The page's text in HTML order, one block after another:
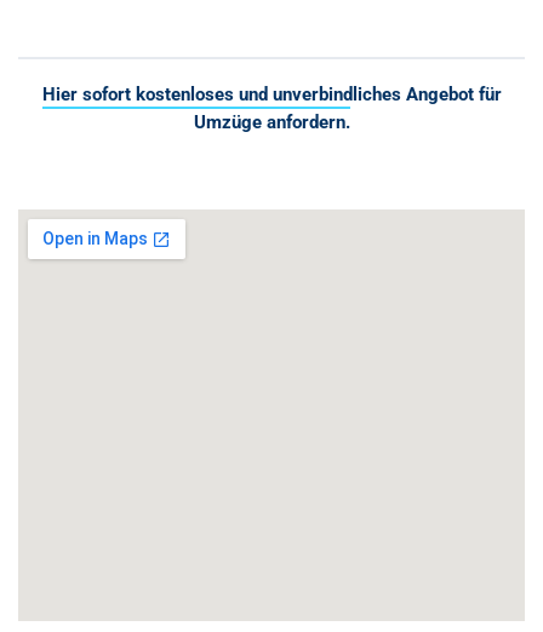
Hier sofort kostenloses und unverbindliches Angebot für
Umzüge anfordern.